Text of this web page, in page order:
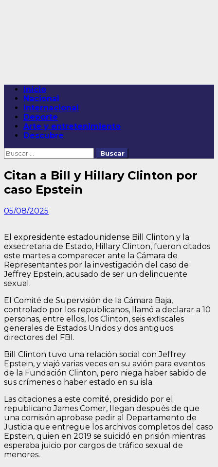
Menú
principal
Inicio
Nacional
Internacional
Deporte
Arte y entretenimiento
Descubre
Buscar:
Citan a Bill y Hillary Clinton por
caso Epstein
05/08/2025
El expresidente estadounidense Bill Clinton y la
exsecretaria de Estado, Hillary Clinton, fueron citados
este martes a comparecer ante la Cámara de
Representantes por la investigación del caso de
Jeffrey Epstein, acusado de ser un delincuente
sexual.
El Comité de Supervisión de la Cámara Baja,
controlado por los republicanos, llamó a declarar a 10
personas, entre ellos, los Clinton, seis exfiscales
generales de Estados Unidos y dos antiguos
directores del FBI.
Bill Clinton tuvo una relación social con Jeffrey
Epstein, y viajó varias veces en su avión para eventos
de la Fundación Clinton, pero niega haber sabido de
sus crímenes o haber estado en su isla.
Las citaciones a este comité, presidido por el
republicano James Comer, llegan después de que
una comisión aprobase pedir al Departamento de
Justicia que entregue los archivos completos del caso
Epstein, quien en 2019 se suicidó en prisión mientras
esperaba juicio por cargos de tráfico sexual de
menores.